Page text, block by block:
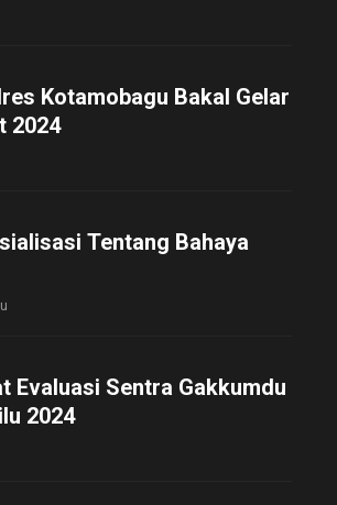
Kotamobagu Bakal Gelar
2024
Tentang Bahaya
Evaluasi Sentra Gakkumdu
2024